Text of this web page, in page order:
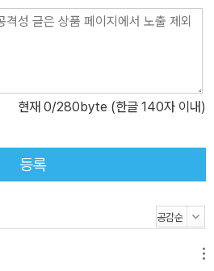
현재 0/280byte (한글 140자 이내)
등록